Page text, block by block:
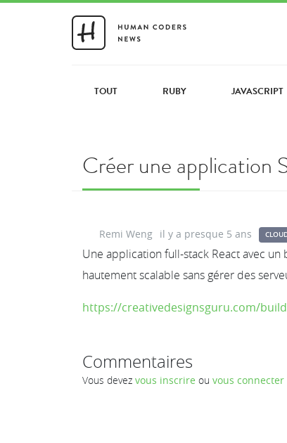
TOUT RUBY JAVASCRIPT
Créer une application
Remi Weng il y a presque 5 ans
Une application full-stack React avec
hautement scalable sans gérer des
https://creativedesignsguru.com/
Commentaires
Vous devez vous inscrire ou vous connecter